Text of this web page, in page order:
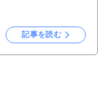
記事を読む